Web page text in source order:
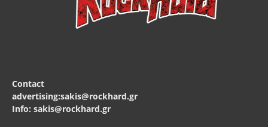
Contact
advertising:sakis@rockhard.gr
Info: sakis@rockhard.gr